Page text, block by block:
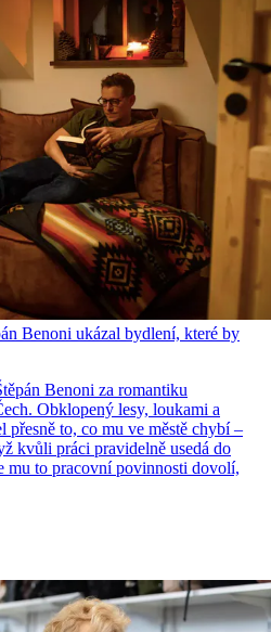
Benoni ukázal bydlení, které by
Benoni za romantiku
Obklopený lesy, loukami a
to, co mu ve městě chybí –
kvůli práci pravidelně usedá do
mu to pracovní povinnosti dovolí,